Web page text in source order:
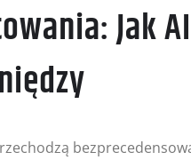
Jak